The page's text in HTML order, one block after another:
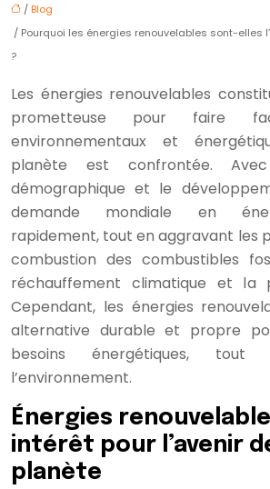
/ Blog
/ Pourquoi les énergies renouvelables sont-elles
?
Les énergies renouvelables
prometteuse pour faire
environnementaux et
planète est confrontée.
démographique et le
demande mondiale en
rapidement, tout en aggravant les
combustion des combustibles
réchauffement climatique et la
Cependant, les énergies
alternative durable et propre
besoins énergétiques, tout
l’environnement.
Énergies
intérêt pour l’avenir
planète